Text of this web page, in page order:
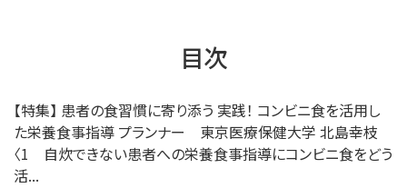
目次
【特集】 患者の食習慣に寄り添う 実践！ コンビニ食を活用し
た栄養食事指導 プランナー 東京医療保健大学 北島幸枝
〈1 自炊できない患者への栄養食事指導にコンビニ食をどう
活...